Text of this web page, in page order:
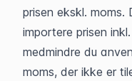
prisen ekskl.
importere prisen
medmindre du
moms, der ikke er